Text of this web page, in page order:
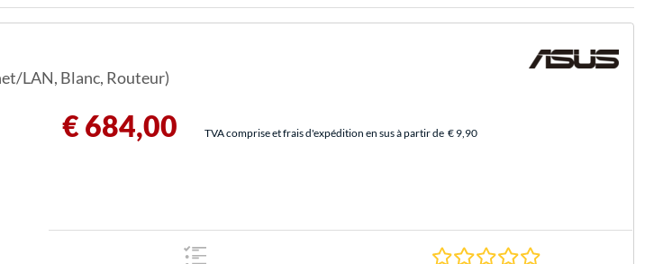
LAN, Blanc, Routeur)
€ 684,00 TVA comprise et frais d'expédition en sus à partir de € 9,90
0.0 Étoiles à 0